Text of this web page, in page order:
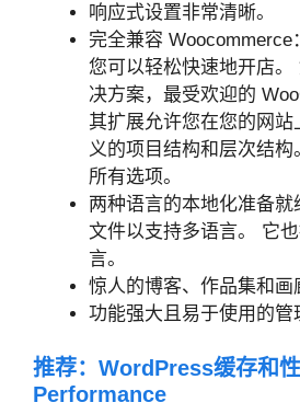
响应式设置非常清晰。
完全兼容 Woocommerce
您可以轻松快速地开店
决方案，最受欢迎的
其扩展允许您在您的网
义的项目结构和层次结
所有选项。
两种语言的本地化准备
文件以支持多语言。 它
言。
惊人的博客、作品集和画
功能强大且易于使用的管
推荐： WordPress缓存和
Performance